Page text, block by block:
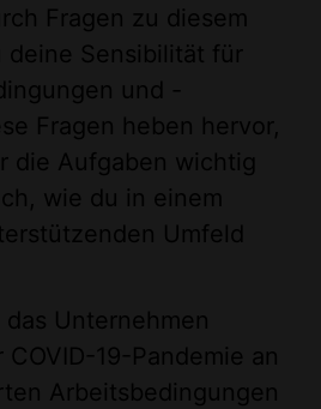
Fragen zu diesem
deine Sensibilität für
und -
Fragen heben hervor,
die Aufgaben wichtig
wie du in einem
Umfeld
Unternehmen
19-Pandemie an
Arbeitsbedingungen